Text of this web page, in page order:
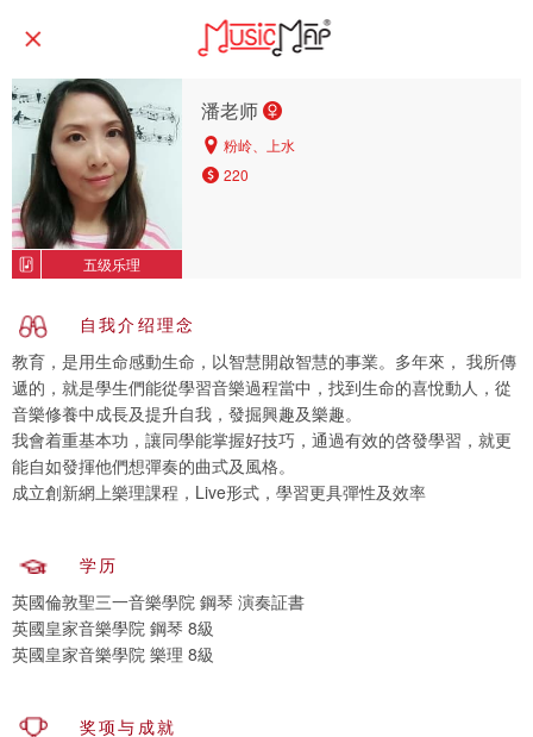
五级乐理
潘老师
粉岭、上水
220
自我介绍理念
教育，是用生命感動生命，以智慧開啟智慧的事業。多年來， 我所傳
遞的，就是學生們能從學習音樂過程當中，找到生命的喜悅動人，從
音樂修養中成長及提升自我，發掘興趣及樂趣。
我會着重基本功，讓同學能掌握好技巧，通過有效的啓發學習，就更
能自如發揮他們想彈奏的曲式及風格。
成立創新網上樂理課程，Live形式，學習更具彈性及效率
学历
英國倫敦聖三一音樂學院 鋼琴 演奏証書
英國皇家音樂學院 鋼琴 8級
英國皇家音樂學院 樂理 8級
奖项与成就